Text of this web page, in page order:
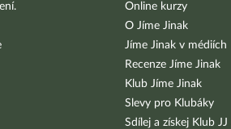
Online kurzy
O Jíme Jinak
Jíme Jinak v médiích
Recenze Jíme Jinak
Klub Jíme Jinak
Slevy pro Klubáky
Sdílej a získej Klub JJ